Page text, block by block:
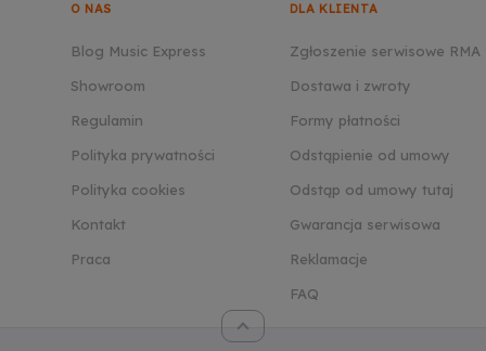
O NAS
Blog Music Express
Showroom
Regulamin
Polityka prywatności
Polityka cookies
Kontakt
Praca
DLA KLIENTA
Zgłoszenie serwisowe RMA
Dostawa i zwroty
Formy płatności
Odstąpienie od umowy
Odstąp od umowy tutaj
Gwarancja serwisowa
Reklamacje
FAQ